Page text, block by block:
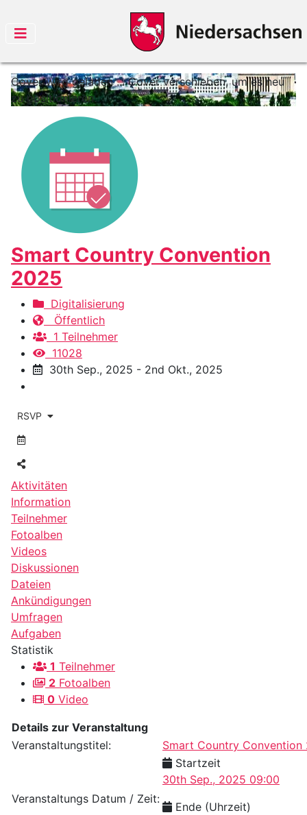
Cover wird geladen ... Cover verschieben, um es neu
zu positionieren.
Smart Country Convention
2025
Digitalisierung
Öffentlich
1 Teilnehmer
11028
30th Sep., 2025 - 2nd Okt., 2025
RSVP
Aktivitäten
Information
Teilnehmer
Fotoalben
Videos
Diskussionen
Dateien
Ankündigungen
Umfragen
Aufgaben
Statistik
1 Teilnehmer
2 Fotoalben
0 Video
Details zur Veranstaltung
Veranstaltungstitel:
Smart Country Convention
Veranstaltungs Datum / Zeit:
Startzeit
30th Sep., 2025 09:00
Ende (Uhrzeit)